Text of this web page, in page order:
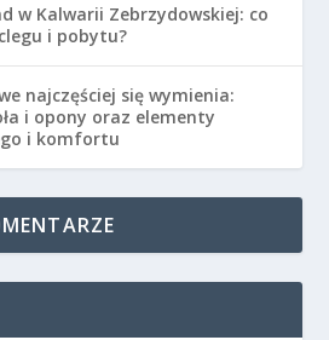
w Kalwarii Zebrzydowskiej: co
i pobytu?
najczęściej się wymienia:
i opony oraz elementy
i komfortu